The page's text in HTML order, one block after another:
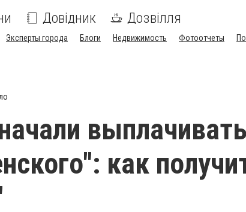
Довідник Дозвілля
Эксперты города Блоги Недвижимость Фотоотчеты
выплачивать
как